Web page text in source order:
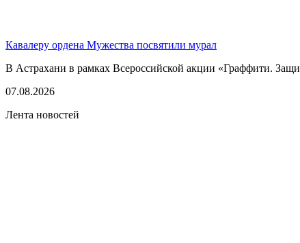
Кавалеру ордена Мужества посвятили мурал
В Астрахани в рамках Всероссийской акции «Граффити.
07.08.2026
Лента новостей